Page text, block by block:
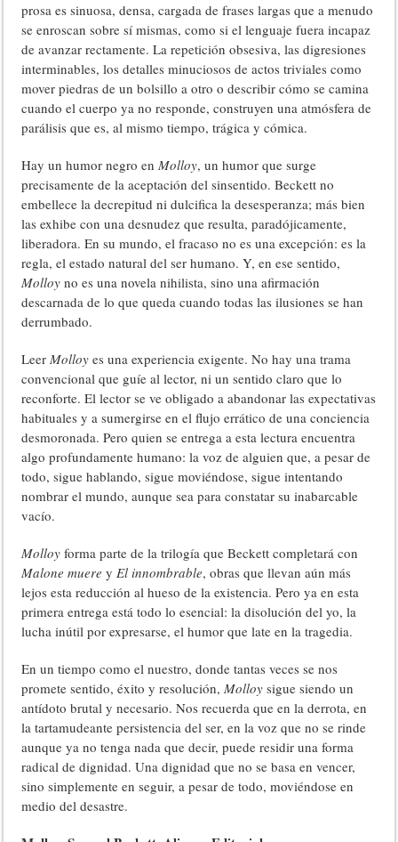
prosa es sinuosa, densa, cargada de frases largas que a menudo
se enroscan sobre sí mismas, como si el lenguaje fuera incapaz
de avanzar rectamente. La repetición obsesiva, las digresiones
interminables, los detalles minuciosos de actos triviales como
mover piedras de un bolsillo a otro o describir cómo se camina
cuando el cuerpo ya no responde, construyen una atmósfera de
parálisis que es, al mismo tiempo, trágica y cómica.
Hay un humor negro enMolloy, un humor que surge
precisamente de la aceptación del sinsentido. Beckett no
embellece la decrepitud ni dulcifica la desesperanza; más bien
las exhibe con una desnudez que resulta, paradójicamente,
liberadora. En su mundo, el fracaso no es una excepción: es la
regla, el estado natural del ser humano. Y, en ese sentido,
Molloy no es una novela nihilista, sino una afirmación
descarnada de lo que queda cuando todas las ilusiones se han
derrumbado.
LeerMolloy es una experiencia exigente. No hay una trama
convencional que guíe al lector, ni un sentido claro que lo
reconforte. El lector se ve obligado a abandonar las expectativas
habituales y a sumergirse en el flujo errático de una conciencia
desmoronada. Pero quien se entrega a esta lectura encuentra
algo profundamente humano: la voz de alguien que, a pesar de
todo, sigue hablando, sigue moviéndose, sigue intentando
nombrar el mundo, aunque sea para constatar su inabarcable
vacío.
Molloy forma parte de la trilogía que Beckett completará con
Malone muere yEl innombrable, obras que llevan aún más
lejos esta reducción al hueso de la existencia. Pero ya en esta
primera entrega está todo lo esencial: la disolución del yo, la
lucha inútil por expresarse, el humor que late en la tragedia.
En un tiempo como el nuestro, donde tantas veces se nos
promete sentido, éxito y resolución,Molloy sigue siendo un
antídoto brutal y necesario. Nos recuerda que en la derrota, en
la tartamudeante persistencia del ser, en la voz que no se rinde
aunque ya no tenga nada que decir, puede residir una forma
radical de dignidad. Una dignidad que no se basa en vencer,
sino simplemente en seguir, a pesar de todo, moviéndose en
medio del desastre.